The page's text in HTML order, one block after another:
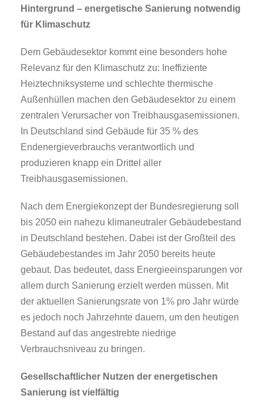
Hintergrund – energetische Sanierung notwendig
für Klimaschutz
Dem Gebäudesektor kommt eine besonders hohe
Relevanz für den Klimaschutz zu: Ineffiziente
Heiztechniksysteme und schlechte thermische
Außenhüllen machen den Gebäudesektor zu einem
zentralen Verursacher von Treibhausgasemissionen.
In Deutschland sind Gebäude für 35 % des
Endenergieverbrauchs verantwortlich und
produzieren knapp ein Drittel aller
Treibhausgasemissionen.
Nach dem Energiekonzept der Bundesregierung soll
bis 2050 ein nahezu klimaneutraler Gebäudebestand
in Deutschland bestehen. Dabei ist der Großteil des
Gebäudebestandes im Jahr 2050 bereits heute
gebaut. Das bedeutet, dass Energieeinsparungen vor
allem durch Sanierung erzielt werden müssen. Mit
der aktuellen Sanierungsrate von 1% pro Jahr würde
es jedoch noch Jahrzehnte dauern, um den heutigen
Bestand auf das angestrebte niedrige
Verbrauchsniveau zu bringen.
Gesellschaftlicher Nutzen der energetischen
Sanierung ist vielfältig